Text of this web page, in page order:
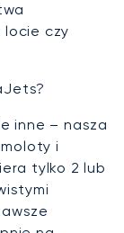
czy
inne – nasza
i
tylko 2 lub